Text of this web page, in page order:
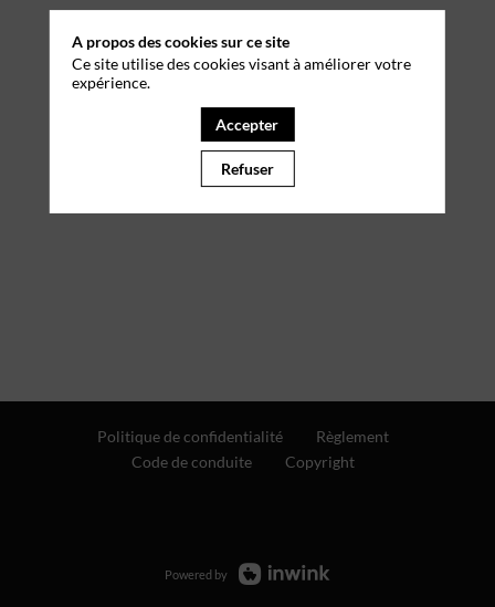
Politique de confidentialité
Règlement
Code de conduite
Copyright
Powered by
A propos des cookies sur ce site
Ce site utilise des cookies visant à améliorer votre
expérience.
Accepter
Refuser